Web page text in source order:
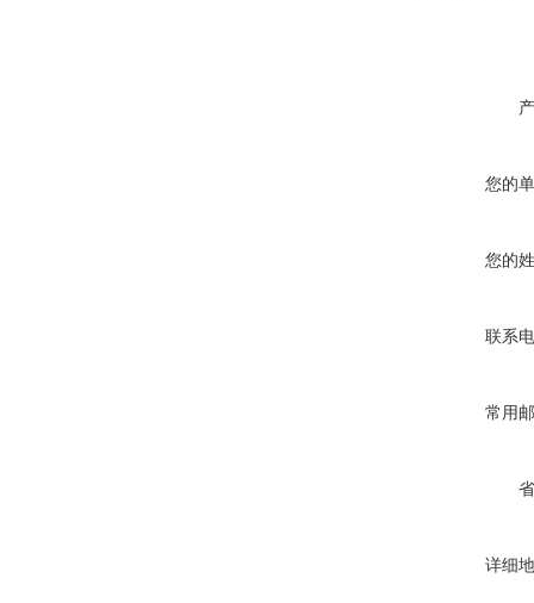
您的
您的
联系
常用
详细